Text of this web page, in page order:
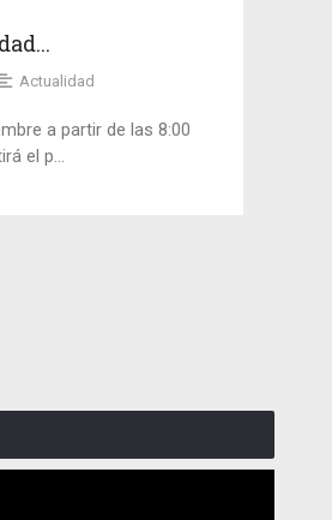
Actualidad
a partir de las 8:00
el p...